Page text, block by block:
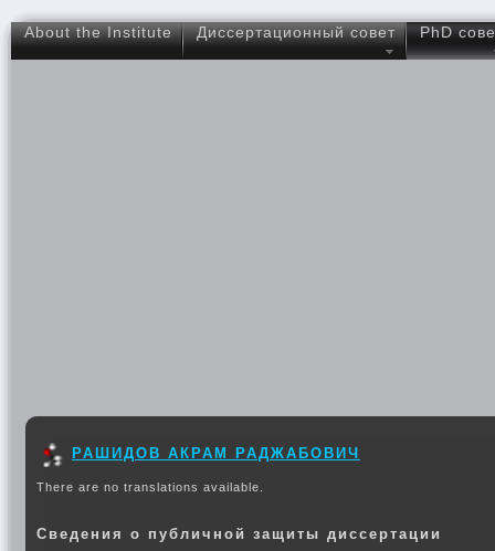
About the Institute Диссертационный совет PhD
РАШИДОВ АКРАМ РАДЖАБОВИЧ
There are no translations available.
Сведения о публичной защиты диссертации